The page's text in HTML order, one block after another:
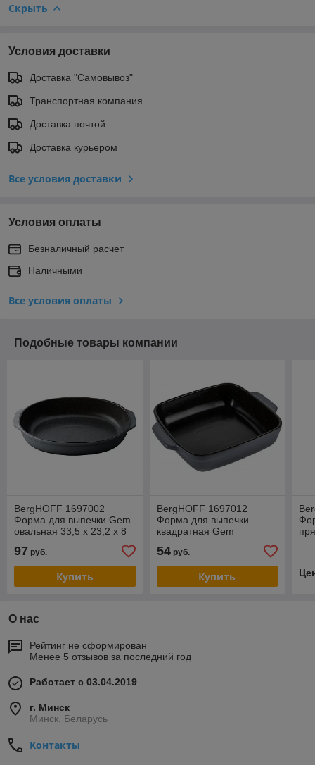
Скрыть
Условия доставки
Доставка "Самовывоз"
Транспортная компания
Доставка почтой
Доставка курьером
Все условия доставки
Условия оплаты
Безналичный расчет
Наличными
Все условия оплаты
Подобные товары компании
BergHOFF 1697002
Форма для выпечки Gem
овальная 33,5 х 23,2 х 8
см Бесплатная доставка
по г Минску
97 руб.
Купить
BergHOFF 1697012
Форма для выпечки
квадратная Gem
54руб.
Купить
О нас
Рейтинг не сформирован
Менее 5 отзывов за последний год
Работает с 03.04.2019
г. Минск
Минск, Беларусь
Контакты